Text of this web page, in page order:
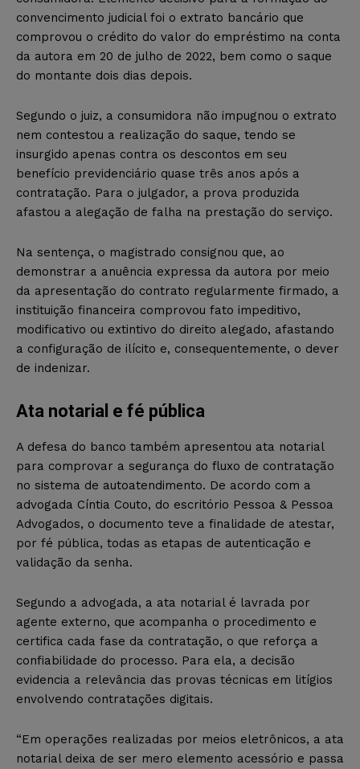
convencimento judicial foi o extrato bancário que
comprovou o crédito do valor do empréstimo na conta
da autora em 20 de julho de 2022, bem como o saque
do montante dois dias depois.
Segundo o juiz, a consumidora não impugnou o extrato
nem contestou a realização do saque, tendo se
insurgido apenas contra os descontos em seu
benefício previdenciário quase três anos após a
contratação. Para o julgador, a prova produzida
afastou a alegação de falha na prestação do serviço.
Na sentença, o magistrado consignou que, ao
demonstrar a anuência expressa da autora por meio
da apresentação do contrato regularmente firmado, a
instituição financeira comprovou fato impeditivo,
modificativo ou extintivo do direito alegado, afastando
a configuração de ilícito e, consequentemente, o dever
de indenizar.
Ata notarial e fé pública
A defesa do banco também apresentou ata notarial
para comprovar a segurança do fluxo de contratação
no sistema de autoatendimento. De acordo com a
advogada Cíntia Couto, do escritório Pessoa & Pessoa
Advogados, o documento teve a finalidade de atestar,
por fé pública, todas as etapas de autenticação e
validação da senha.
Segundo a advogada, a ata notarial é lavrada por
agente externo, que acompanha o procedimento e
certifica cada fase da contratação, o que reforça a
confiabilidade do processo. Para ela, a decisão
evidencia a relevância das provas técnicas em litígios
envolvendo contratações digitais.
“Em operações realizadas por meios eletrônicos, a ata
notarial deixa de ser mero elemento acessório e passa